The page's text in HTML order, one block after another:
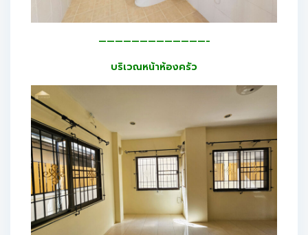
—————————————-
บริเวณหน้าห้องครัว